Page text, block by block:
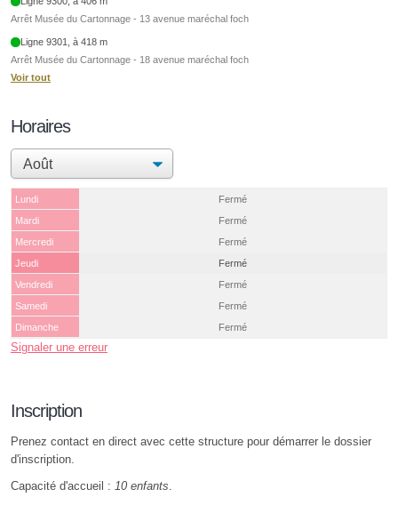
Arrêt Musée du Cartonnage - 13 avenue maréchal foch
Ligne 9301, à 418 m
Arrêt Musée du Cartonnage - 18 avenue maréchal foch
Voir tout
Horaires
Lundi
Fermé
Mardi
Fermé
Mercredi
Fermé
Jeudi
Fermé
Vendredi
Fermé
Samedi
Fermé
Dimanche
Fermé
Signaler une erreur
Inscription
Prenez contact en direct avec cette structure pour démarrer le dossier
d'inscription.
Capacité d'accueil : 10 enfants